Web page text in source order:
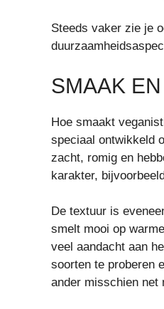
Steeds vaker zie je
SMAAK
Hoe smaakt
speciaal ontwikkeld
zacht, romig en
karakter,
De textuur is
smelt mooi op
veel aandacht aan
soorten te proberen
ander misschien net